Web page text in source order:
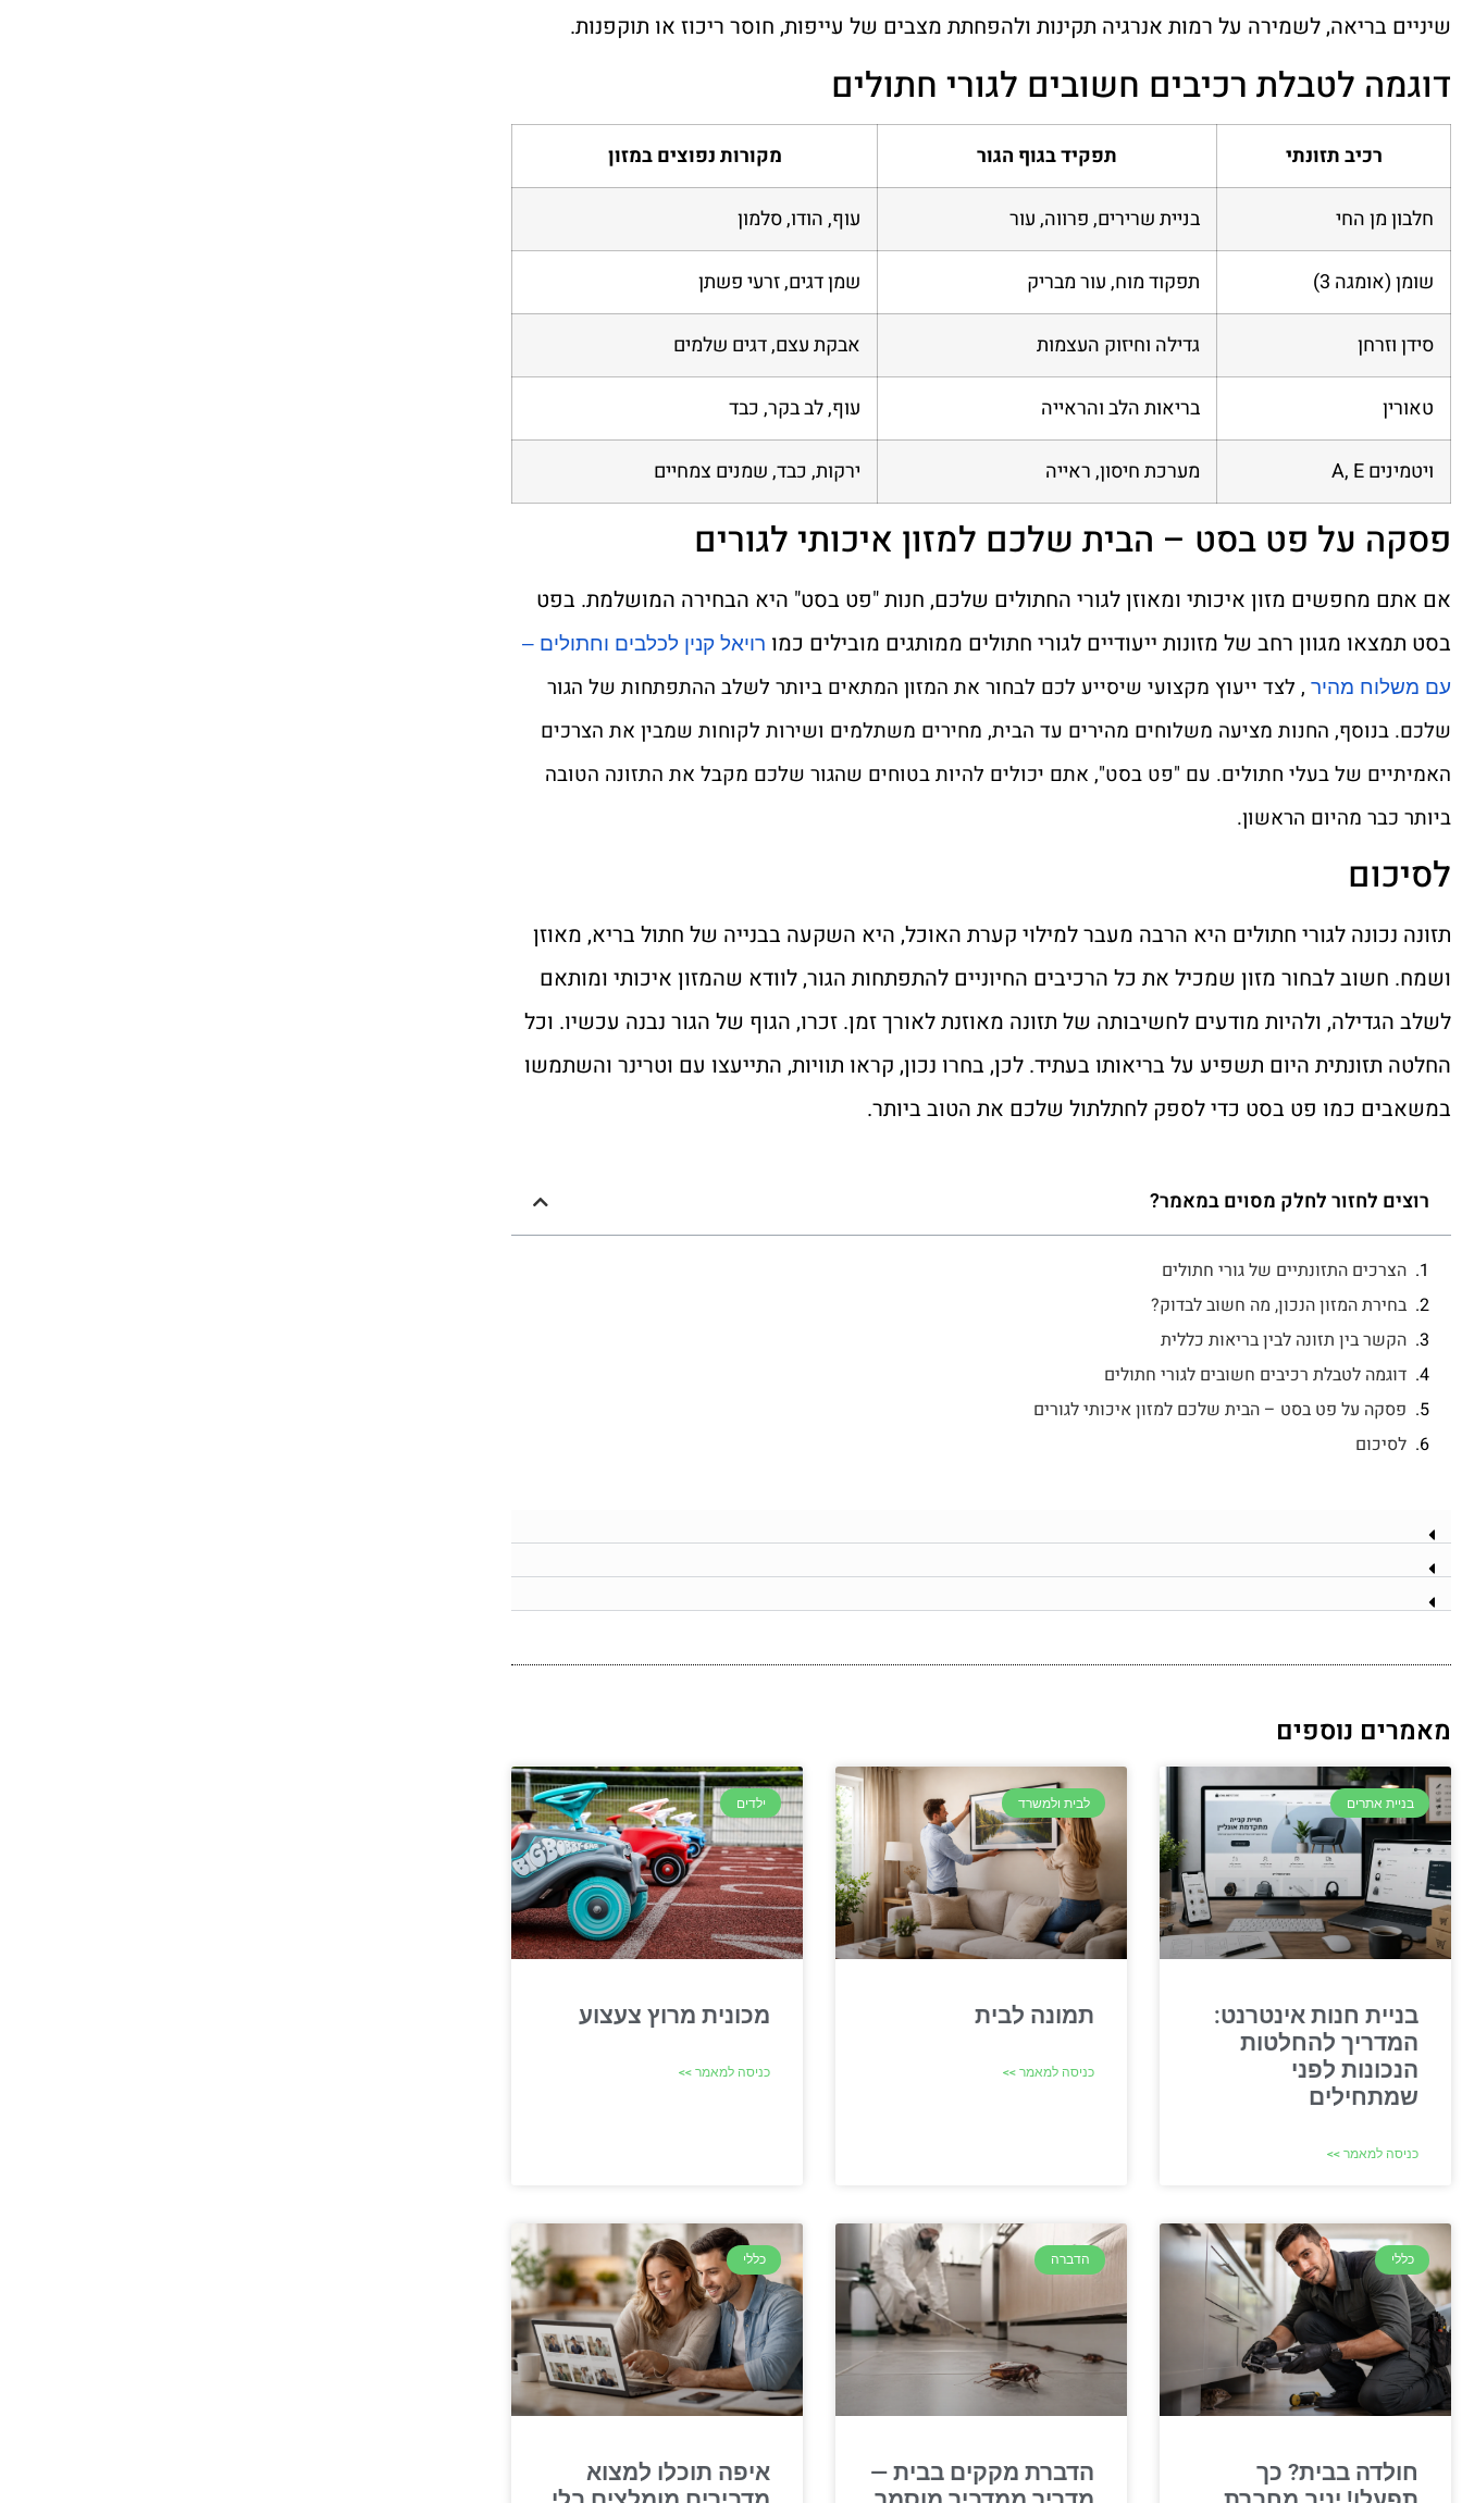
שיניים בריאה, לשמירה על רמות אנרגיה תקינות ולהפחתת מצבים של עייפות, חוסר ריכוז או תוקפנות.
דוגמה לטבלת רכיבים חשובים לגורי חתולים
רכיב תזונתי תפקיד בגוף הגור מקורות נפוצים במזון
חלבון מן החי בניית שרירים, פרווה, עור עוף, הודו, סלמון
שומן (אומגה 3) תפקוד מוח, עור מבריק שמן דגים, זרעי פשתן
סידן וזרחן גדילה וחיזוק העצמות אבקת עצם, דגים שלמים
טאורין בריאות הלב והראייה עוף, לב בקר, כבד
ויטמינים A, E מערכת חיסון, ראייה ירקות, כבד, שמנים צמחיים
פסקה על פט בסט – הבית שלכם למזון איכותי לגורים
אם אתם מחפשים מזון איכותי ומאוזן לגורי החתולים שלכם, חנות "פט בסט" היא הבחירה המושלמת. בפט
בסט תמצאו מגוון רחב של מזונות ייעודיים לגורי חתולים ממותגים מובילים כמו רויאל קנין לכלבים וחתולים –
עם משלוח מהיר , לצד ייעוץ מקצועי שיסייע לכם לבחור את המזון המתאים ביותר לשלב ההתפתחות של הגור
שלכם. בנוסף, החנות מציעה משלוחים מהירים עד הבית, מחירים משתלמים ושירות לקוחות שמבין את הצרכים
האמיתיים של בעלי חתולים. עם "פט בסט", אתם יכולים להיות בטוחים שהגור שלכם מקבל את התזונה הטובה
ביותר כבר מהיום הראשון.
לסיכום
תזונה נכונה לגורי חתולים היא הרבה מעבר למילוי קערת האוכל, היא השקעה בבנייה של חתול בריא, מאוזן
ושמח. חשוב לבחור מזון שמכיל את כל הרכיבים החיוניים להתפתחות הגור, לוודא שהמזון איכותי ומותאם
לשלב הגדילה, ולהיות מודעים לחשיבותה של תזונה מאוזנת לאורך זמן. זכרו, הגוף של הגור נבנה עכשיו. וכל
החלטה תזונתית היום תשפיע על בריאותו בעתיד. לכן, בחרו נכון, קראו תוויות, התייעצו עם וטרינר והשתמשו
במשאבים כמו פט בסט כדי לספק לחתלתול שלכם את הטוב ביותר.
רוצים לחזור לחלק מסוים במאמר?
הצרכים התזונתיים של גורי חתולים
בחירת המזון הנכון, מה חשוב לבדוק?
הקשר בין תזונה לבין בריאות כללית
דוגמה לטבלת רכיבים חשובים לגורי חתולים
פסקה על פט בסט – הבית שלכם למזון איכותי לגורים
לסיכום
מאמרים נוספים
בניית אתרים
בניית חנות אינטרנט:
המדריך להחלטות
הנכונות לפני
שמתחילים
כניסה למאמר >>
לבית ולמשרד
תמונה לבית
כניסה למאמר >>
ילדים
מכונית מרוץ צעצוע
כניסה למאמר >>
כללי
חולדה בבית? כך
הדברה
הדברת מקקים בבית —
כללי
איפה תוכלו למצוא